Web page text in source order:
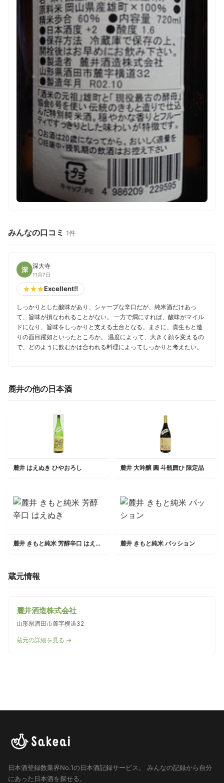
みんなの口コミ 1件
深 深大寺
11月7日
Excellent!!
しっかりとした酸味があり、シャープな辛口だが、純米酒だけあっ
て、旨味が損なわれることがない。 一方で燗にすれば、酸味がマイル
ドになり、旨味をしっかりと支える土台となる。まさに、貴生もと造
りの面目躍如といったところか。 温度によって、大きく顔を変えるの
で、どのように飲むかは合われる料理によってしっかりと考えたい。
麓井の他の日本酒
麓井 はえぬき ひやおろし 麓井 大吟醸 圓 斗瓶囲ひ 限定品
麓井 きもと純米 芳醇辛口 はえぬき 麓井 きもと純米 パッション
蔵元情報
麓井酒造株式会社
山形県酒田市麓字横道32
蔵元の詳細を見る →
日本酒登録数業界No.1の日本酒記録サービス。
みんなの記録から自分
にあった日本酒を探せる。